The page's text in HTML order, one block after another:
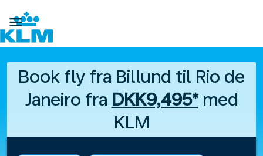

Book fly fra Billund til Rio de
Janeiro fra DKK9,495*med
KLM